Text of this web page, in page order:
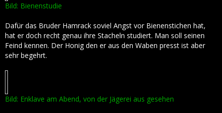
Bild: Bienenstudie
Dafür das Bruder Hamrack soviel Angst vor Bienenstichen hat,
hat er doch recht genau ihre Stacheln studiert. Man soll seinen
Feind kennen. Der Honig den er aus den Waben presst ist aber
sehr begehrt.
Bild: Enklave am Abend, von der Jägerei aus gesehen